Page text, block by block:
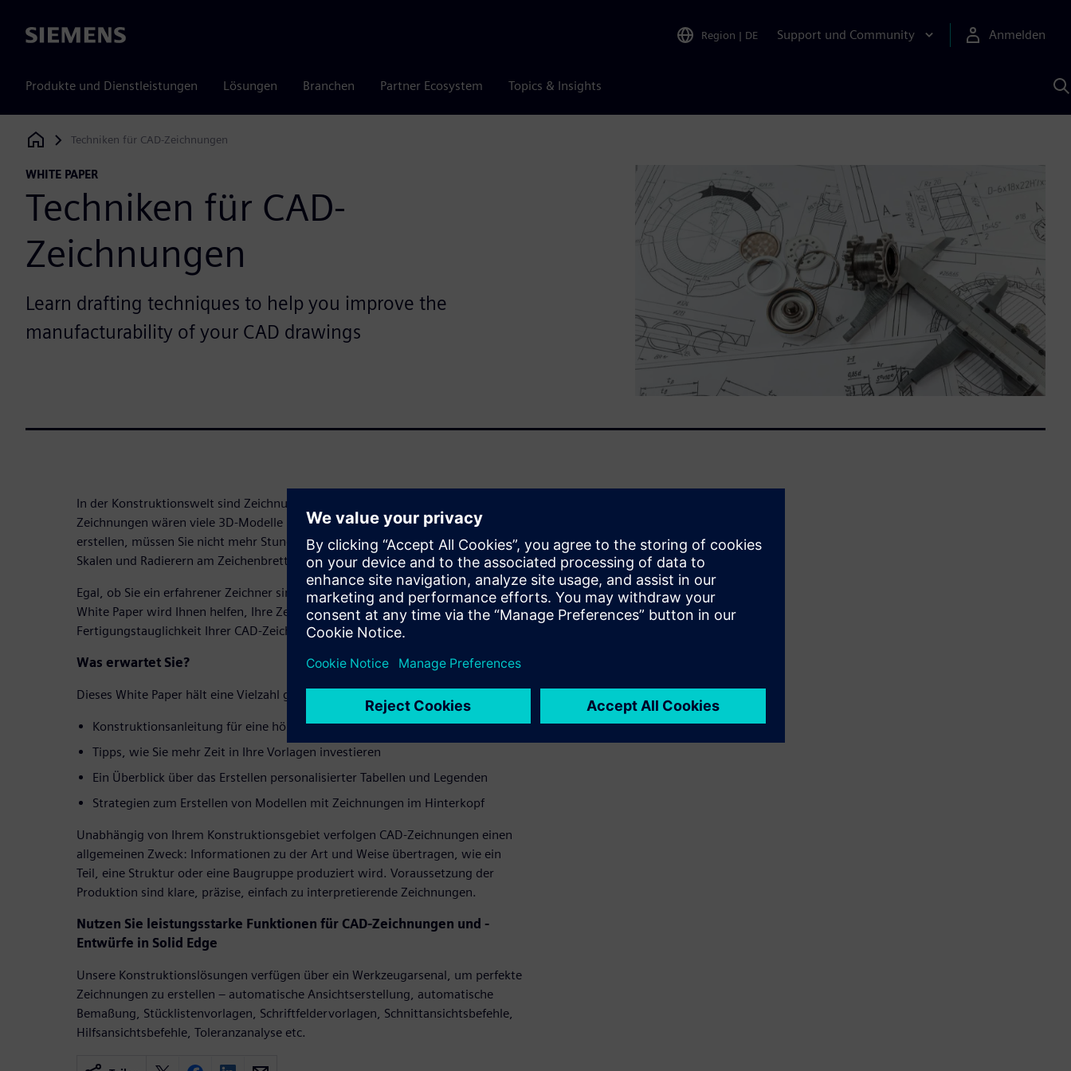
Siemens Region | DE Support und Community Anmelden
Produkte und Dienstleistungen Lösungen Branchen Partner Ecosystem Topics & Insights
KI
Siemens Digital Industries Software
Techniken für CAD-Zeichnungen
WHITE PAPER
Techniken für CAD-
Zeichnungen
Learn drafting techniques to help you improve the
manufacturability of your CAD drawings
In der Konstruktionswelt sind Zeichnungen der Schlüssel zum Erfolg. Ohne CAD-
Zeichnungen wären viele 3D-Modelle kaum zu fertigen. Um eine Zeichnung zu
erstellen, müssen Sie nicht mehr Stunden mit Bleistiften, Zeichendreiecken,
Skalen und Radierern am Zeichenbrett verbringen.
Egal, ob Sie ein erfahrener Zeichner sind oder erst am Anfang stehen – dieses
White Paper wird Ihnen helfen, Ihre Zeichentechniken zu verfeinern, um die
Fertigungstauglichkeit Ihrer CAD-Zeichnungen zu verbessern.
Was erwartet Sie?
Dieses White Paper hält eine Vielzahl grundlegender Konzepte für Sie bereit:
Konstruktionsanleitung für eine höhere Genauigkeit und mehr Klarheit
Tipps, wie Sie mehr Zeit in Ihre Vorlagen investieren
Ein Überblick über das Erstellen personalisierter Tabellen und Legenden
Strategien zum Erstellen von Modellen mit Zeichnungen im Hinterkopf
Unabhängig von Ihrem Konstruktionsgebiet verfolgen CAD-Zeichnungen einen
allgemeinen Zweck: Informationen zu der Art und Weise übertragen, wie ein
Teil, eine Struktur oder eine Baugruppe produziert wird. Voraussetzung der
Produktion sind klare, präzise, einfach zu interpretierende Zeichnungen.
Nutzen Sie leistungsstarke Funktionen für CAD-Zeichnungen und -
Entwürfe in Solid Edge
Unsere Konstruktionslösungen verfügen über ein Werkzeugarsenal, um perfekte
Zeichnungen zu erstellen – automatische Ansichtserstellung, automatische
Bemaßung, Stücklistenvorlagen, Schriftfeldervorlagen, Schnittansichtsbefehle,
Hilfsansichtsbefehle, Toleranzanalyse etc.